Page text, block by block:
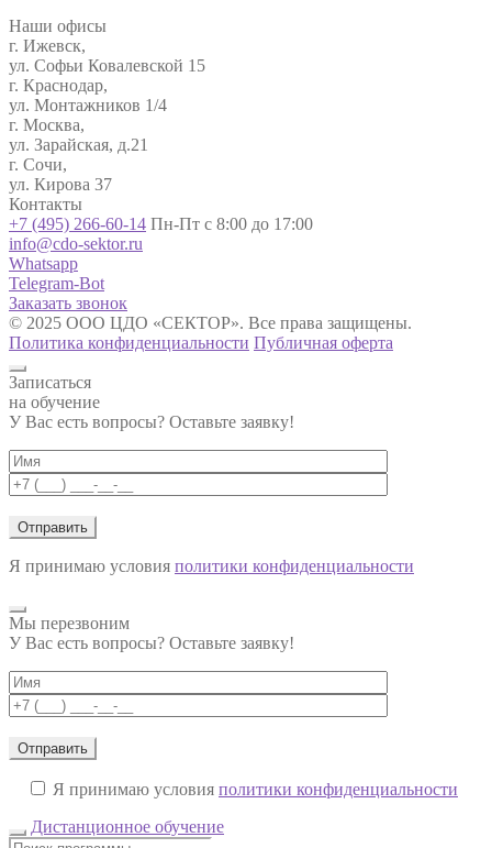
Наши офисы
г. Ижевск,
ул. Софьи Ковалевской 15
г. Краснодар,
ул. Монтажников 1/4
г. Москва,
ул. Зарайская, д.21
г. Сочи,
ул. Кирова 37
Контакты
+7 (495) 266-60-14 Пн-Пт с 8:00 до 17:00
info@cdo-sektor.ru
Whatsapp
Telegram-Bot
Заказать звонок
© 2025 ООО ЦДО «СЕКТОР». Все права защищены.
Политика конфиденциальности Публичная оферта
Записаться
на обучение
У Вас есть вопросы? Оставьте заявку!
Я принимаю условия политики конфиденциальности
Мы перезвоним
У Вас есть вопросы? Оставьте заявку!
Я принимаю условия политики конфиденциальности
Дистанционное обучение